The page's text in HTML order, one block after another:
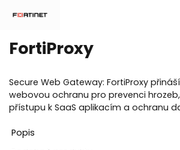
FortiProxy
Secure Web Gateway: FortiProxy
webovou ochranu pro prevenci
přístupu k SaaS aplikacím a ochranu
Popis